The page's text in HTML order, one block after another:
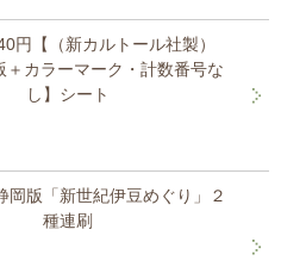
円【（新カルトール社製）
＋カラーマーク・計数番号な
し】シート
版「新世紀伊豆めぐり」２
種連刷